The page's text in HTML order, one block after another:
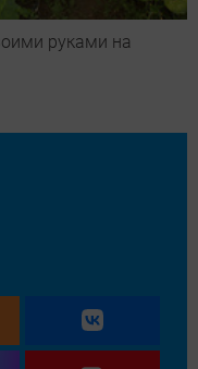
руками на